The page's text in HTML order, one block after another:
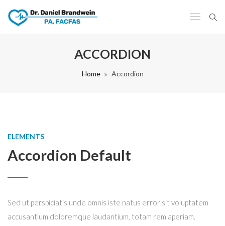
ACCORDION
Home Accordion
ELEMENTS
Accordion Default
Sed ut perspiciatis unde omnis iste natus error sit voluptatem
accusantium doloremque laudantium, totam rem aperiam.